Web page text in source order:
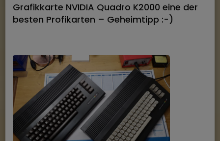
Grafikkarte NVIDIA Quadro K2000 eine der
besten Profikarten – Geheimtipp :-)